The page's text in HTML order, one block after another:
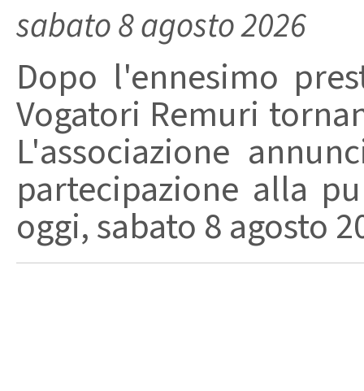
sabato 8 agosto 2026
Dopo l'ennesimo
Vogatori Remuri
L'associazione
partecipazione alla
oggi, sabato 8 agosto